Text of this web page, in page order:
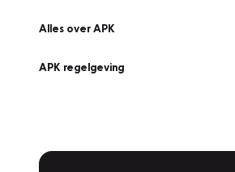
Alles over APK
APK regelgeving